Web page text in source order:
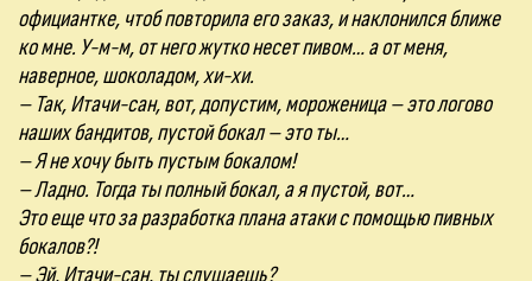
официантке, чтоб повторила его заказ, и наклонился ближе
ко мне. У-м-м, от него жутко несет пивом… а от меня,
наверное, шоколадом, хи-хи.
– Так, Итачи-сан, вот, допустим, мороженица – это логово
наших бандитов, пустой бокал – это ты…
– Я не хочу быть пустым бокалом!
– Ладно. Тогда ты полный бокал, а я пустой, вот…
Это еще что за разработка плана атаки с помощью пивных
бокалов?!
– Эй, Итачи-сан, ты слушаешь?